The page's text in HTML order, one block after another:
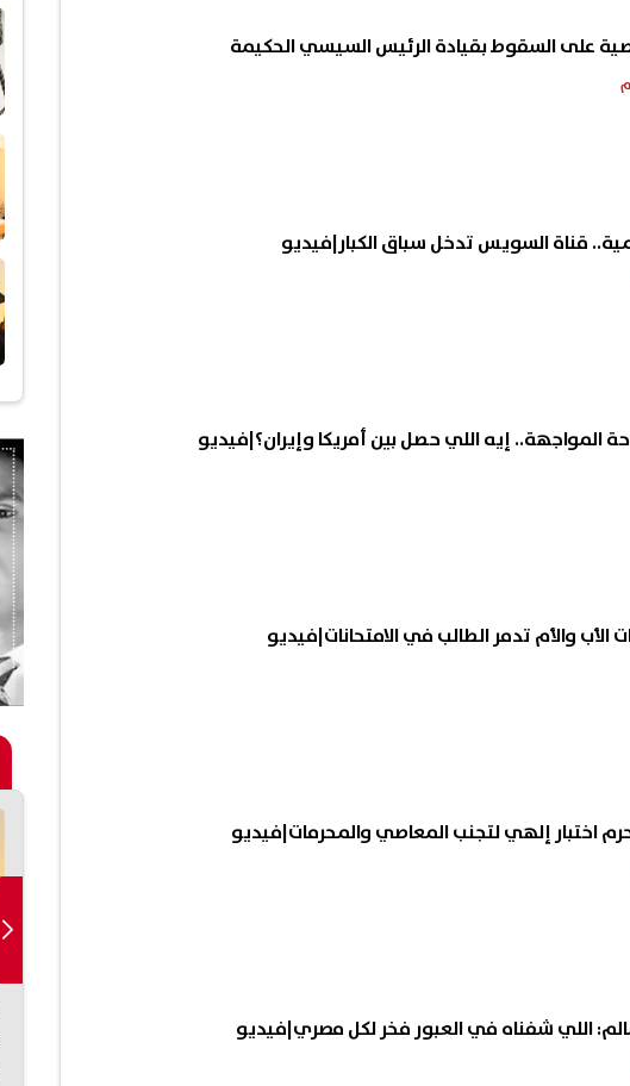
على السقوط بقيادة الرئيس السيسي الحكيمة
المواجهة.. إيه اللي حصل بين أمريكا وإيران؟|فيديو
والأم تدمر الطالب في الامتحانات|فيديو
اختبار إلهي لتجنب المعاصي والمحرمات|فيديو
اللي شفناه في العبور فخر لكل مصري|فيديو
اتفاقية دفاع مشترك في
عاجل
لبطولة مسلسل محمد رمضان